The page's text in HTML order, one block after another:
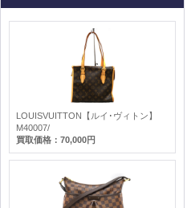
LOUISVUITTON【ルイ･ヴィトン】
M40007/
買取価格：70,000円